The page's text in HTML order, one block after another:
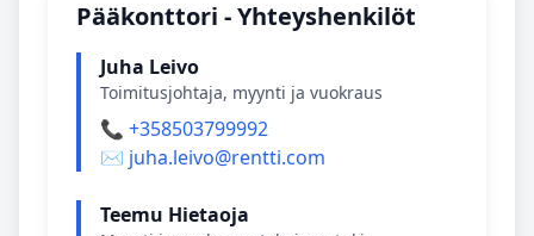
Pääkonttori - Yhteyshenkilöt
Juha Leivo
Toimitusjohtaja, myynti ja vuokraus
📞 +358503799992
✉️ juha.leivo@rentti.com
Teemu Hietaoja